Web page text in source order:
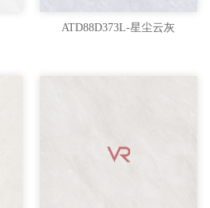
ATD88D373L-星尘云灰